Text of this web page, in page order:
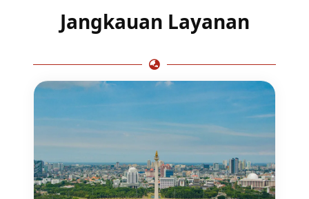
Jangkauan Layanan